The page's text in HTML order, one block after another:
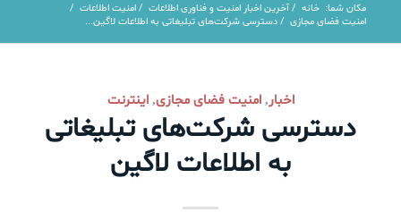
مکان شما: خانه / آخرین اخبار امنیت و فناوری اطلاعات / امنیت اطلاعات /
امنیت فضای مجازی / دسترسی شرکت‌های تبلیغاتی به اطلاعات لاگین...
اخبار,امنیت فضای مجازی,اینترنت
دسترسی شرکت‌های تبلیغاتی
به اطلاعات لاگین